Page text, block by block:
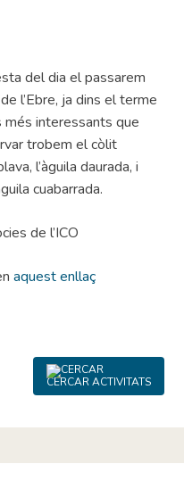
del dia el passarem
l’Ebre, ja dins el terme
interessants que
trobem el còlit
l’àguila daurada, i
cuabarrada.
de l’ICO
aquest enllaç
CERCAR ACTIVITATS